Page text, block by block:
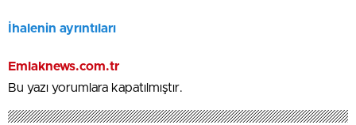
İhalenin ayrıntıları
Emlaknews.com.tr
Bu yazı yorumlara kapatılmıştır.